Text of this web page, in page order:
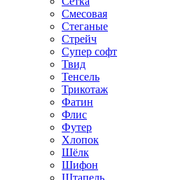
Смесовая
Стеганые
Стрейч
Супер софт
Твид
Тенсель
Трикотаж
Фатин
Флис
Футер
Хлопок
Шёлк
Шифон
Штапель